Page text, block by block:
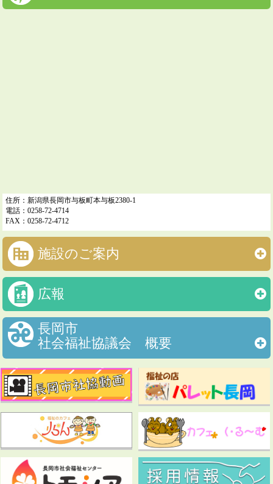
住所：新潟県長岡市与板町本与板2380-1
電話：0258-72-4714
FAX：0258-72-4712
施設のご案内
広報
長岡市
社会福祉協議会 概要